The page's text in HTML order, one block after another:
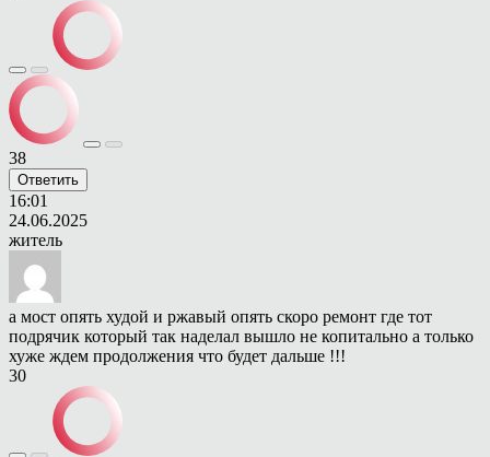
38
Ответить
16:01
24.06.2025
житель
а мост опять худой и ржавый опять скоро ремонт где тот
подрячик который так наделал вышло не копитально а только
хуже ждем продолжения что будет дальше !!!
30